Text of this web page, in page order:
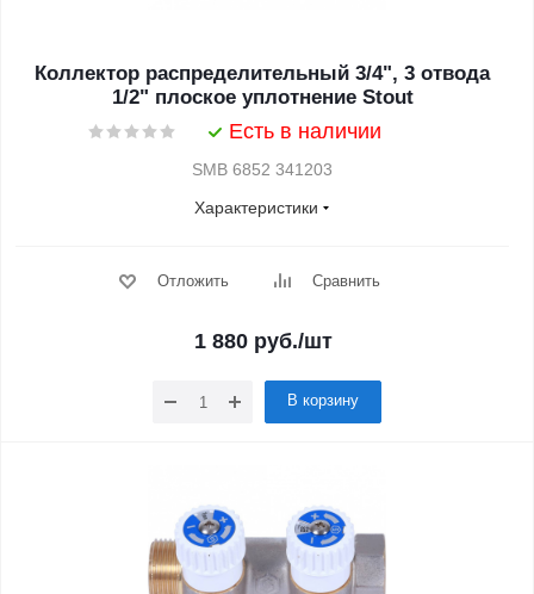
Коллектор распределительный 3/4", 3 отвода
1/2" плоское уплотнение Stout
Есть в наличии
SMB 6852 341203
Характеристики
Отложить Сравнить
1 880руб./шт
В корзину